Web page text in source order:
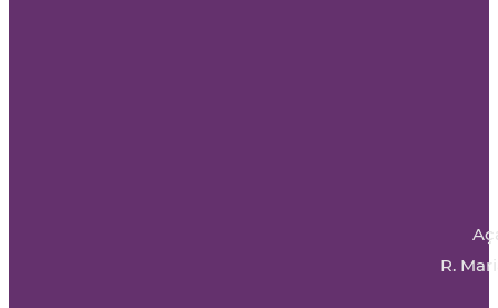
R.